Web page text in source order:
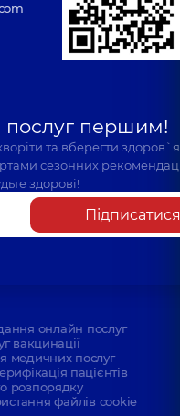
послуг першим!
та вберегти
сезонних
здорові!
Підписатися
онлайн послуг
вакцинації
медичних послуг
пацієнтів
розпорядку
файлів cookie